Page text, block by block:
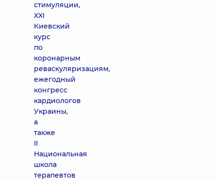
стимуляции,
XXI
Киевский
курс
по
коронарным
реваскуляризациям,
ежегодный
конгресс
кардиологов
Украины,
а
также
II
Национальная
школа
терапевтов